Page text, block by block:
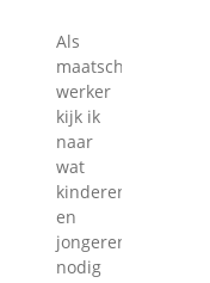
Als
maatschappelijk
werker
kijk ik
naar
wat
kinderen
en
jongeren
nodig